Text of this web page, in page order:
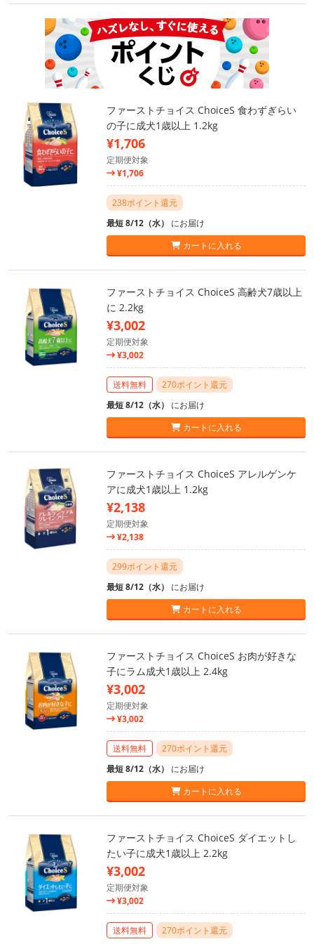
ファーストチョイス ChoiceS 食わずぎらい
の子に成犬1歳以上 1.2kg
¥1,706
定期便対象
¥1,706
238ポイント還元
最短 8/12（水） にお届け
カートに入れる
ファーストチョイス ChoiceS 高齢犬7歳以上
に 2.2kg
¥3,002
定期便対象
¥3,002
送料無料
270ポイント還元
最短 8/12（水） にお届け
カートに入れる
ファーストチョイス ChoiceS アレルゲンケ
アに成犬1歳以上 1.2kg
¥2,138
定期便対象
¥2,138
299ポイント還元
最短 8/12（水） にお届け
カートに入れる
ファーストチョイス ChoiceS お肉が好きな
子にラム成犬1歳以上 2.4kg
¥3,002
定期便対象
¥3,002
送料無料
270ポイント還元
最短 8/12（水） にお届け
カートに入れる
ファーストチョイス ChoiceS ダイエットし
たい子に成犬1歳以上 2.2kg
¥3,002
定期便対象
¥3,002
送料無料
270ポイント還元